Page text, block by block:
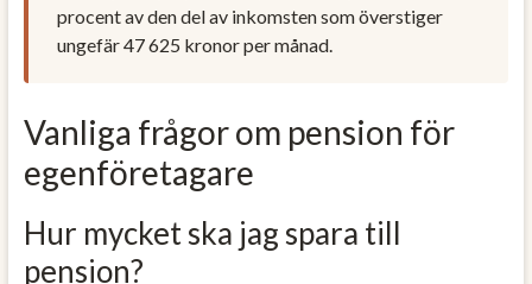
procent av den del av inkomsten som överstiger
ungefär 47 625 kronor per månad.
Vanliga frågor om pension för
egenföretagare
Hur mycket ska jag spara till
pension?